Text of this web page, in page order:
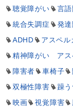
聴覚障がい
言
統合失調症
発
ADHD
アスペル
精神障がい アス
障害者
車椅子
双極性障害
躁
映画
視覚障害